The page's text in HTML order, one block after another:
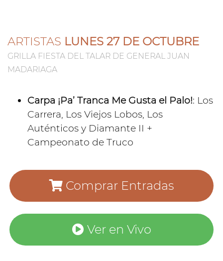
ARTISTAS LUNES 27 DE OCTUBRE
GRILLA FIESTA DEL TALAR DE GENERAL JUAN
MADARIAGA
Carpa ¡Pa’ Tranca Me Gusta el Palo!: Los
Carrera, Los Viejos Lobos, Los
Auténticos y Diamante II +
Campeonato de Truco
Comprar Entradas
Ver en Vivo